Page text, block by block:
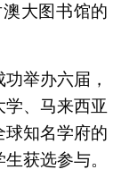
大图书馆的
举办六届，
学、马来西亚
球知名学府的
获选参与。